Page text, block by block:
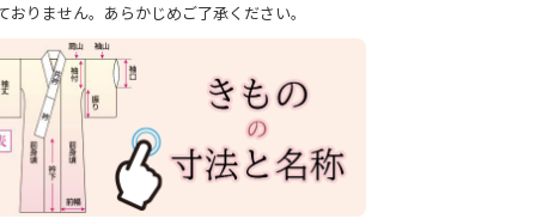
おりません。あらかじめご了承ください。